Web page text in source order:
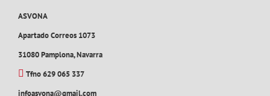
ASVONA
Apartado Correos 1073
31080 Pamplona, Navarra
Tfno 629 065 337
infoasvona@gmail.com